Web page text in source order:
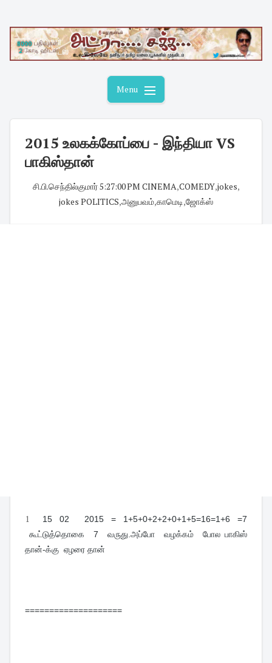
content
Menu
2015 உலகக்கோப்பை - இந்தியா VS
பாகிஸ்தான்
சி.பி.செந்தில்குமார்·5:27:00 PM CINEMA,COMEDY,jokes,
jokes POLITICS,அனுபவம்,காமெடி,ஜோக்ஸ்
1
15 02 2015 = 1+5+0+2+2+0+1+5=16=1+6 =7
கூட்டுத்தொகை 7 வருது.அப்போ வழக்கம் போல பாகிஸ்
தான்-க்கு ஏழரை தான்
====================